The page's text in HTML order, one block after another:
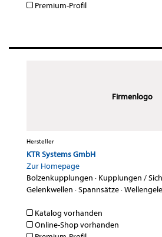
Premium-Profil
Firmenlogo
Hersteller
KTR Systems GmbH
Zur Homepage
Bolzenkupplungen · Kupplungen /
Gelenkwellen ·Spannsätze·
Katalog vorhanden
Online-Shop vorhanden